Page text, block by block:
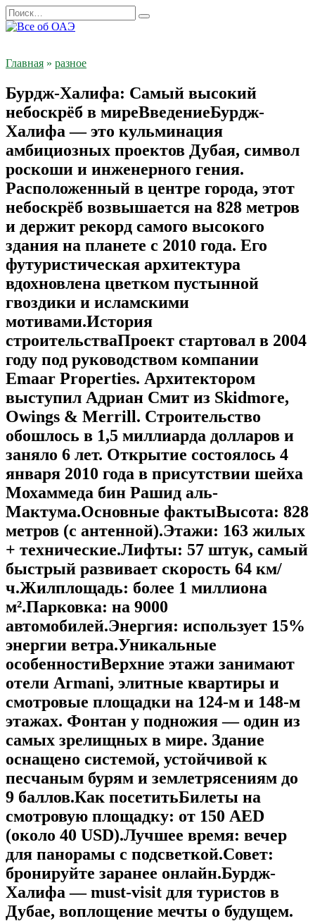
Перейти
к
Search
for:
Главная » разное
Бурдж-Халифа: Самый высокий
небоскрёб в миреВведениеБурдж-
Халифа — это кульминация
амбициозных проектов Дубая, символ
роскоши и инженерного гения.
Расположенный в центре города, этот
небоскрёб возвышается на 828 метров
и держит рекорд самого высокого
здания на планете с 2010 года. Его
футуристическая архитектура
вдохновлена цветком пустынной
гвоздики и исламскими
мотивами.История
строительстваПроект стартовал в 2004
году под руководством компании
Emaar Properties. Архитектором
выступил Адриан Смит из Skidmore,
Owings & Merrill. Строительство
обошлось в 1,5 миллиарда долларов и
заняло 6 лет. Открытие состоялось 4
января 2010 года в присутствии шейха
Мохаммеда бин Рашид аль-
Мактума.Основные фактыВысота: 828
метров (с антенной).Этажи: 163 жилых
+ технические.Лифты: 57 штук, самый
быстрый развивает скорость 64 км/
ч.Жилплощадь: более 1 миллиона
м².Парковка: на 9000
автомобилей.Энергия: использует 15%
энергии ветра.Уникальные
особенностиВерхние этажи занимают
отели Armani, элитные квартиры и
смотровые площадки на 124-м и 148-м
этажах. Фонтан у подножия — один из
самых зрелищных в мире. Здание
оснащено системой, устойчивой к
песчаным бурям и землетрясениям до
9 баллов.Как посетитьБилеты на
смотровую площадку: от 150 AED
(около 40 USD).Лучшее время: вечер
для панорамы с подсветкой.Совет:
бронируйте заранее онлайн.Бурдж-
Халифа — must-visit для туристов в
Дубае, воплощение мечты о будущем.